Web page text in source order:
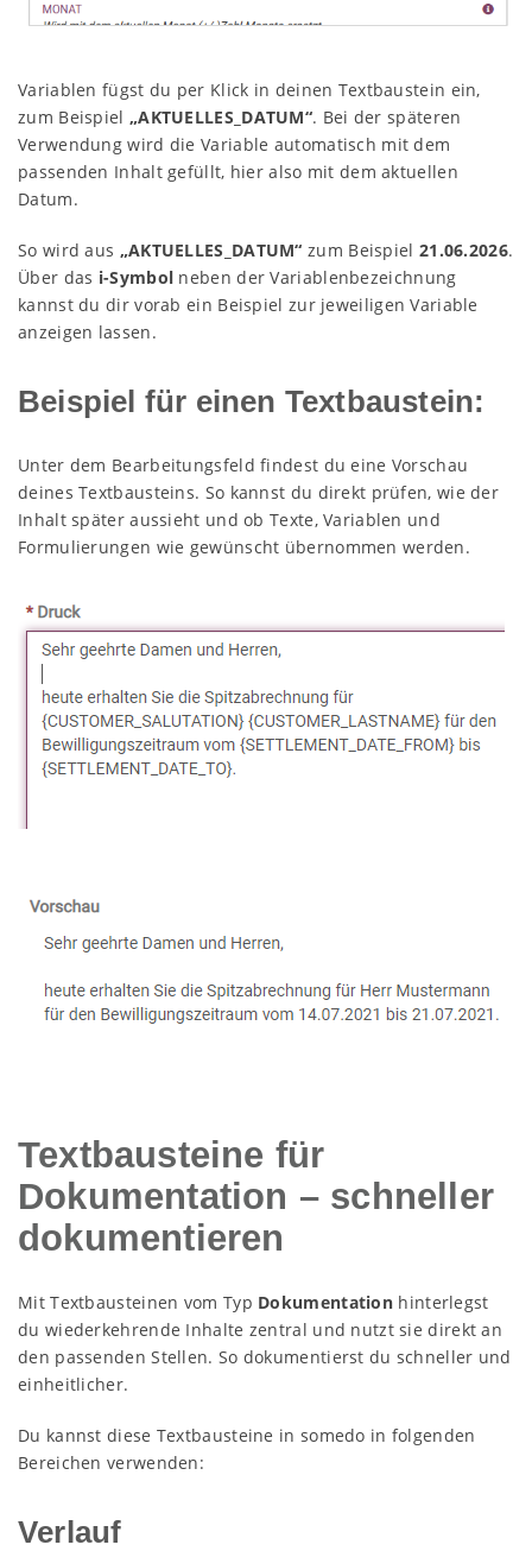
Variablen fügst du per Klick in deinen Textbaustein ein,
zum Beispiel „AKTUELLES_DATUM“. Bei der späteren
Verwendung wird die Variable automatisch mit dem
passenden Inhalt gefüllt, hier also mit dem aktuellen
Datum.
So wird aus „AKTUELLES_DATUM“ zum Beispiel 21.06.2026.
Über das i-Symbol neben der Variablenbezeichnung
kannst du dir vorab ein Beispiel zur jeweiligen Variable
anzeigen lassen.
Beispiel für einen Textbaustein:
Unter dem Bearbeitungsfeld findest du eine Vorschau
deines Textbausteins. So kannst du direkt prüfen, wie der
Inhalt später aussieht und ob Texte, Variablen und
Formulierungen wie gewünscht übernommen werden.
Textbausteine für
Dokumentation – schneller
dokumentieren
Mit Textbausteinen vom Typ Dokumentation hinterlegst
du wiederkehrende Inhalte zentral und nutzt sie direkt an
den passenden Stellen. So dokumentierst du schneller und
einheitlicher.
Du kannst diese Textbausteine in somedo in folgenden
Bereichen verwenden:
Verlauf